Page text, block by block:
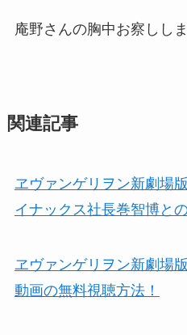
庵野さんの胸中お察ししま
関連記事
ヱヴァンゲリヲン新劇場
イナックス社長巻智博と
ヱヴァンゲリヲン新劇場
動画の無料視聴方法！